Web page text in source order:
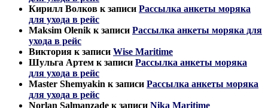
Кирилл Волков к записи Рассылка анкеты моряка
для ухода в рейс
Maksim Olenik к записи Рассылка анкеты моряка для
ухода в рейс
Виктория к записи Wise Maritime
Шульга Артем к записи Рассылка анкеты моряка
для ухода в рейс
Master Shemyakin к записи Рассылка анкеты моряка
для ухода в рейс
Norlan Salmanzade к записи Nika Maritime